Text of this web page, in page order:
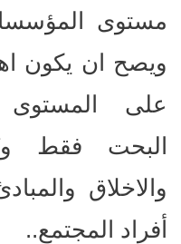
مستوى
ويصح ان يكون
على المستوى
البحت فقط
والاخلاق
أفراد المجتمع..